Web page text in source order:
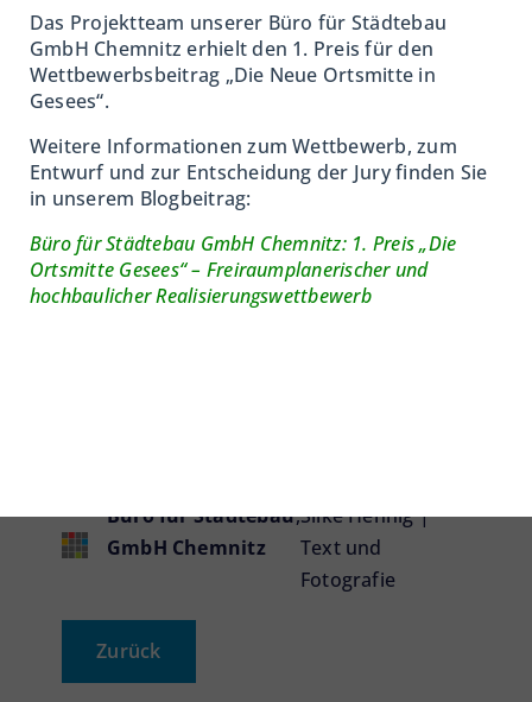
Für einenachhaltige, resiliente,
gesundheitsfördernde und
gestaltetes Stadtgrün Voraussetzung –für
Menschen und Tiere. Biodiversitätist ein
weiteres wichtiges Stichwort, das eng mit
dem städtischen Grün verbunden ist. Die
Artenvielfalt ist Teil der Biodiversität.
heute
Büro für Städtebau
GmbH Chemnitz
,Silke Hennig |
Text und
Fotografie
Zurück
Das Projektteam unserer Büro für Städtebau
GmbH Chemnitz erhielt den 1. Preis für den
Wettbewerbsbeitrag „Die Neue Ortsmitte in
Gesees“.
Weitere Informationen zum Wettbewerb, zum
Entwurf und zur Entscheidung der Jury finden Sie
in unserem Blogbeitrag:
Büro für Städtebau GmbH Chemnitz: 1. Preis „Die
Ortsmitte Gesees“ – Freiraumplanerischer und
hochbaulicher Realisierungswettbewerb